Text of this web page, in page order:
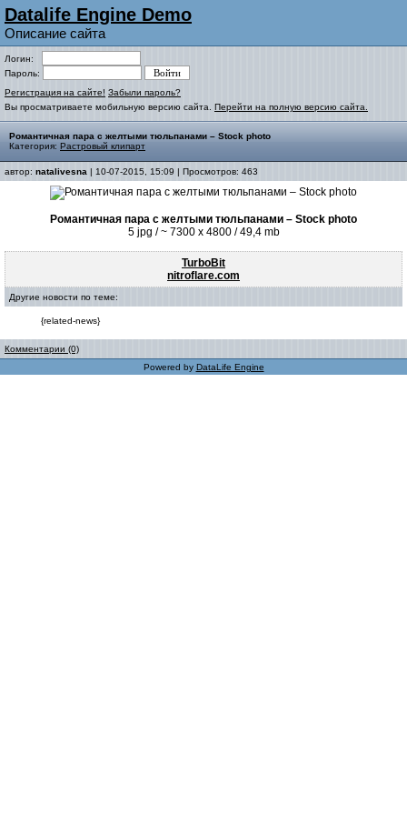
Datalife Engine Demo
Описание сайта
Логин:
Пароль:
Регистрация на сайте! Забыли пароль?
Вы просматриваете мобильную версию сайта. Перейти на полную версию сайта.
Романтичная пара с желтыми тюльпанами – Stock photo
Категория: Растровый клипарт
автор: natalivesna | 10-07-2015, 15:09 | Просмотров: 463
Романтичная пара с желтыми тюльпанами – Stock photo
5 jpg / ~ 7300 x 4800 / 49,4 mb
TurboBit
nitroflare.com
Другие новости по теме:
{related-news}
Комментарии (0)
Powered by DataLife Engine